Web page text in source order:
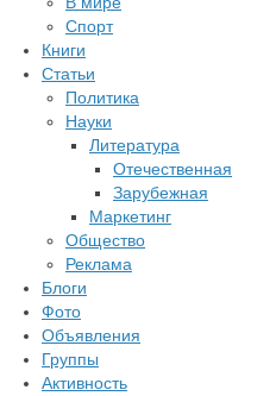
Спорт
Книги
Статьи
Политика
Науки
Литература
Отечественная
Зарубежная
Маркетинг
Общество
Реклама
Блоги
Фото
Объявления
Группы
Активность